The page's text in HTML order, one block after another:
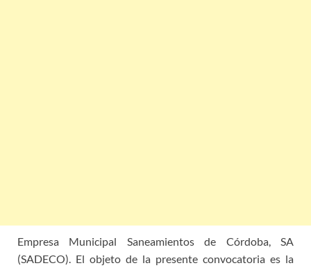
Empresa Municipal Saneamientos de Córdoba, SA
(SADECO). El objeto de la presente convocatoria es la